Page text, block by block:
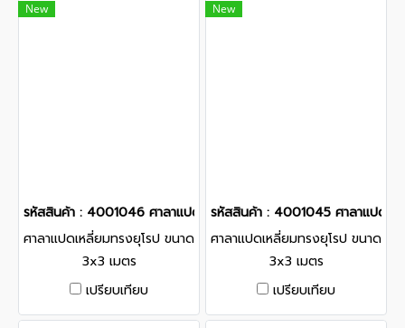
New
รหัสสินค้า : 4001046 ศาลาแปดเหลี่ยมทรงยุโรป ขนาด 3x3 เมตร
ศาลาแปดเหลี่ยมทรงยุโรป ขนาด
3x3 เมตร
เปรียบเทียบ
New
รหัสสินค้า : 4001045 ศาลาแปดเห
ศาลาแปดเหลี่ยมทรงยุโรป ขนาด
3x3 เมตร
เปรียบเทียบ